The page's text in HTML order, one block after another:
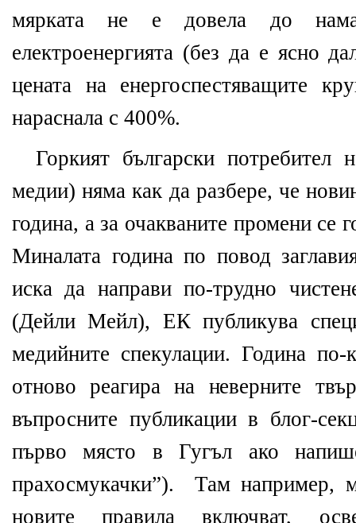
мярката не е довела до
електроенергията (без да е ясно
цената на енергоспестяващите
нараснала с 400%.
Горкият български потребител
медии) няма как да разбере, че
година, а за очакваните промени се
Миналата година по повод
иска да направи по-трудно
(Дейли Мейл), ЕК публикува
медийните спекулации. Година
отново реагира на неверните
въпросните публикации в блог-
първо място в Гугъл ако
прахосмукачки”). Там например,
новите правила включват,